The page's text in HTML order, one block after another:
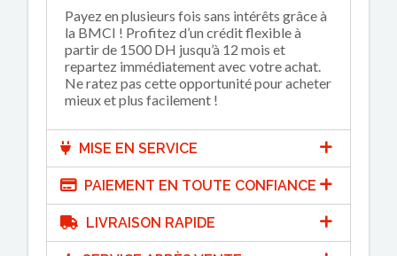
Payez en plusieurs fois sans intérêts grâce à
la BMCI ! Profitez d’un crédit flexible à
partir de 1500 DH jusqu’à 12 mois et
repartez immédiatement avec votre achat.
Ne ratez pas cette opportunité pour acheter
mieux et plus facilement !
MISE EN SERVICE
PAIEMENT EN TOUTE CONFIANCE
LIVRAISON RAPIDE